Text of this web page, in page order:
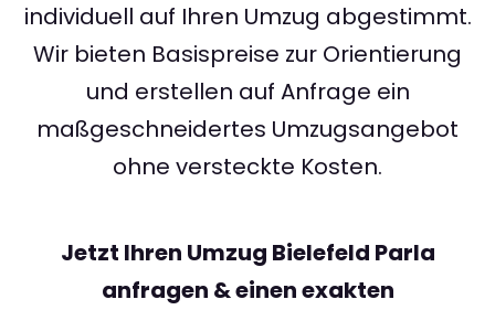
individuell auf Ihren Umzug abgestimmt.
Wir bieten Basispreise zur Orientierung
und erstellen auf Anfrage ein
maßgeschneidertes Umzugsangebot
ohne versteckte Kosten.
Jetzt Ihren Umzug Bielefeld Parla
anfragen & einen exakten